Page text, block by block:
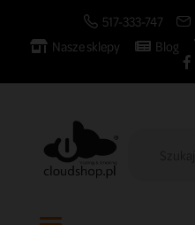
517-333-747
Nasze sklepy
Blog